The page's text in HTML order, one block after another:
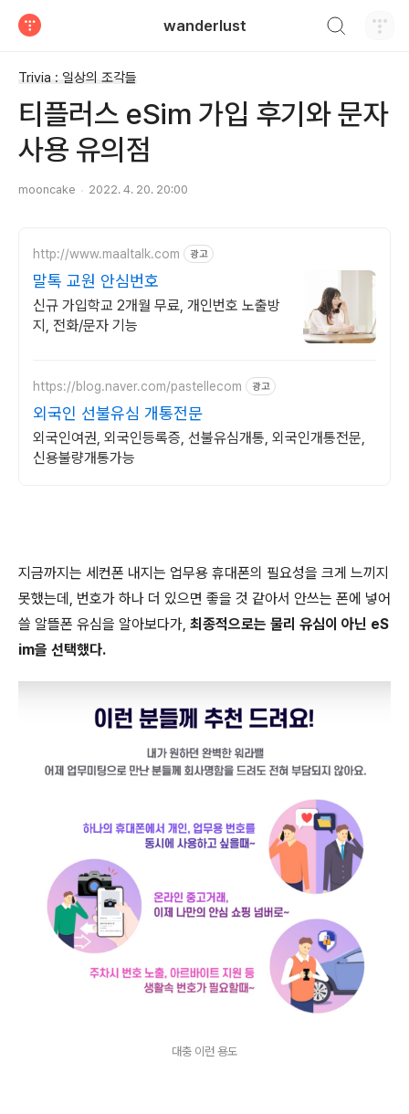
wanderlust
Trivia : 일상의 조각들
티플러스 eSim 가입 후기와 문자
사용 유의점
mooncake 2022. 4. 20. 20:00
http://www.maaltalk.com 광고
말톡 교원 안심번호
신규 가입학교 2개월 무료, 개인번호 노출방
지, 전화/문자 기능
https://blog.naver.com/pastellecom 광고
외국인 선불유심 개통전문
외국인여권, 외국인등록증, 선불유심개통, 외국인개통전문,
신용불량개통가능
지금까지는 세컨폰 내지는 업무용 휴대폰의 필요성을 크게 느끼지
못했는데, 번호가 하나 더 있으면 좋을 것 같아서 안쓰는 폰에 넣어
쓸 알뜰폰 유심을 알아보다가, 최종적으로는 물리 유심이 아닌 eS
im을 선택했다.
대충 이런 용도